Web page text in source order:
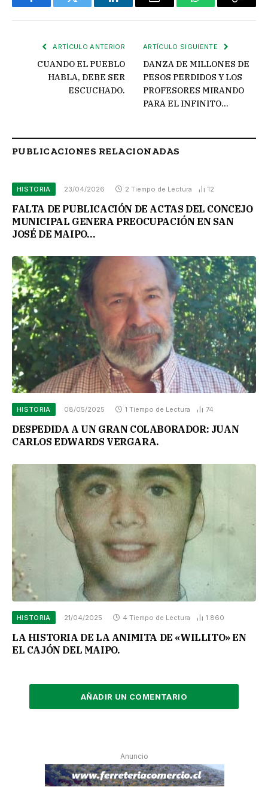
FacebookTwitter LinkedInEmail WhatsAppCopiar
ARTÍCULO ANTERIOR
CUANDO EL PUEBLO
HABLA, DEBE SER
ESCUCHADO.
ARTÍCULO SIGUIENTE
DANZA DE MILLONES DE
PESOS PERDIDOS Y LOS
PROFESORES MIRANDO
PARA EL INFINITO…
PUBLICACIONES RELACIONADAS
HISTORIA 23/04/2026 2 Tiempo de Lectura 12
FALTA DE PUBLICACIÓN DE ACTAS DEL CONCEJO
MUNICIPAL GENERA PREOCUPACIÓN EN SAN
JOSÉ DE MAIPO…
HISTORIA 08/05/2025 1 Tiempo de Lectura 74
DESPEDIDA A UN GRAN COLABORADOR: JUAN
CARLOS EDWARDS VERGARA.
HISTORIA 21/04/2025 4 Tiempo de Lectura 1.860
LA HISTORIA DE LA ANIMITA DE «WILLITO» EN
EL CAJÓN DEL MAIPO.
AÑADIR UN COMENTARIO
Anuncio